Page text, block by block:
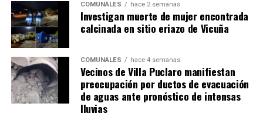
COMUNALES hace 2 semanas
Investigan muerte de mujer encontrada
calcinada en sitio eriazo de Vicuña
COMUNALES hace 4 semanas
Vecinos de Villa Puclaro manifiestan
preocupación por ductos de evacuación
de aguas ante pronóstico de intensas
lluvias